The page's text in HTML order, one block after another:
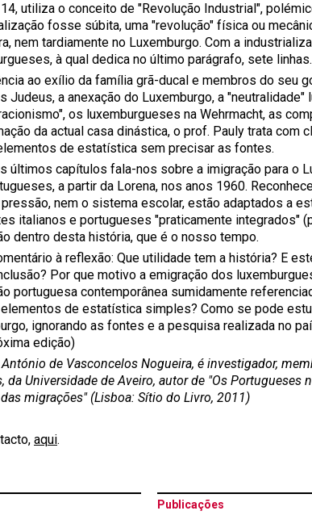
utiliza o conceito de "Revolução Industrial",
fosse súbita, uma "revolução" física ou
nem tardiamente no Luxemburgo. Com a
à qual dedica no último parágrafo, sete linhas.
ao exílio da família grã-ducal e membros do seu
Judeus, a anexação do Luxemburgo, a "neutralidade"
os luxemburgueses na Wehrmacht, as
da actual casa dinástica, o prof. Pauly trata com
de estatística sem precisar as fontes.
últimos capítulos fala-nos sobre a imigração para o
a partir da Lorena, nos anos 1960.
nem o sistema escolar, estão adaptados a
italianos e portugueses "praticamente integrados"
dentro desta história, que é o nosso tempo.
à reflexão: Que utilidade tem a história? E
Por que motivo a emigração dos
portuguesa contemporânea sumidamente
de estatística simples? Como se pode
ignorando as fontes e a pesquisa realizada no
edição)
António de Vasconcelos Nogueira, é investigador,
da Universidade de Aveiro, autor de "Os Portugueses
migrações"(Lisboa: Sítio do Livro, 2011)
aqui.
Publicações